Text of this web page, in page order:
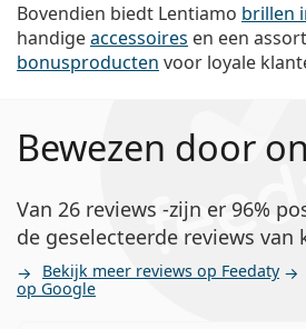
Bovendien biedt Lentiamo brillen
handigeaccessoires en een
bonusproducten voor loyale
Bewezen door
Van 26 reviews -zijn er 96%
de geselecteerde reviews van
Bekijk meer reviews op Feedaty
op Google